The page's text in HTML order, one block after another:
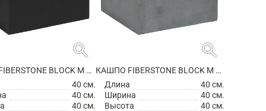
search
КАШПО FIBERSTONE BLOCK M BLACK
40 см.
40 см.
40 см.
search
КАШПО FIBERSTONE BLOCK M GREY
Длина
40 см.
Ширина
40 см.
Высота
40 см.